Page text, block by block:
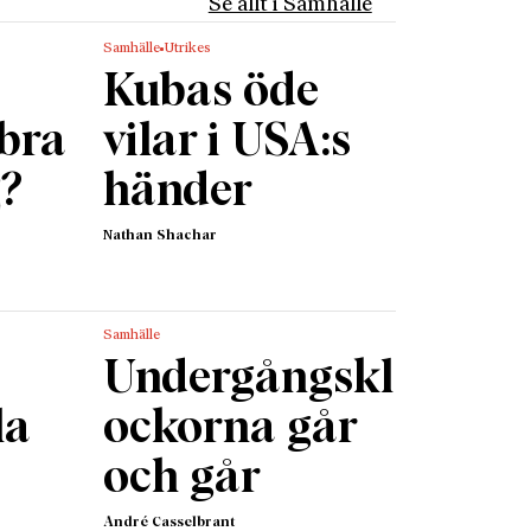
Den
i Chile
det
mejlar
Se allt i Samhälle
Samhälle Utrikes
Kubas öde
vilar i USA:s
händer
Nathan Shachar
Samhälle
Undergångskl
ockorna går
och går
André Casselbrant